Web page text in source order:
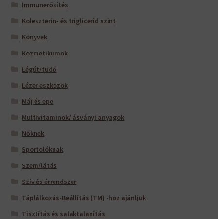
Immunerősítés
Koleszterin- és triglicerid szint
Könyvek
Kozmetikumok
Légút/tüdő
Lézer eszközök
Máj és epe
Multivitaminok/ ásványi anyagok
Nőknek
Sportolóknak
Szem/látás
Szív és érrendszer
Táplálkozás-Beállítás (TM) -hoz ajánljuk
Tisztítás és salaktalanítás